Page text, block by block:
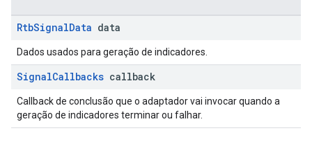
RtbSignalData data
Dados usados para geração de indicadores.
SignalCallbacks callback
Callback de conclusão que o adaptador vai invocar quando a
geração de indicadores terminar ou falhar.